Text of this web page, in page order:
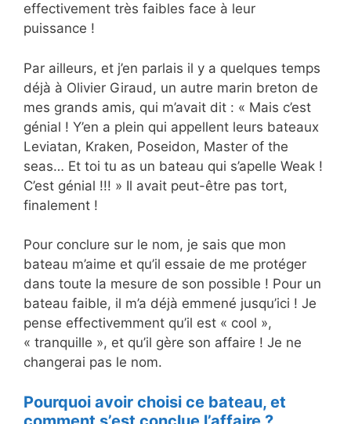
effectivement très faibles face à leur
puissance !
Par ailleurs, et j’en parlais il y a quelques temps
déjà à Olivier Giraud, un autre marin breton de
mes grands amis, qui m’avait dit : « Mais c’est
génial ! Y’en a plein qui appellent leurs bateaux
Leviatan, Kraken, Poseidon, Master of the
seas… Et toi tu as un bateau qui s’apelle Weak !
C’est génial !!! » Il avait peut-être pas tort,
finalement !
Pour conclure sur le nom, je sais que mon
bateau m’aime et qu’il essaie de me protéger
dans toute la mesure de son possible ! Pour un
bateau faible, il m’a déjà emmené jusqu’ici ! Je
pense effectivemment qu’il est « cool »,
« tranquille », et qu’il gère son affaire ! Je ne
changerai pas le nom.
Pourquoi avoir choisi ce bateau, et